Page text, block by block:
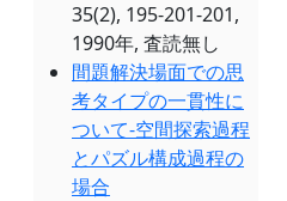
35(2), 195-201-201,
1990年, 査読無し
間題解決場面での思
考タイプの一貫性に
ついて-空間探索過程
とパズル構成過程の
場合